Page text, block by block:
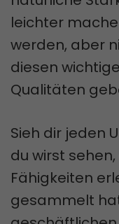
leichter
werden, aber
diesen
Qualitäten
Sieh dir jeden
du wirst
Fähigkeiten
gesammelt